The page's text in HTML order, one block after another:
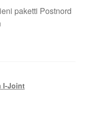
paketti Postnord
I-Joint